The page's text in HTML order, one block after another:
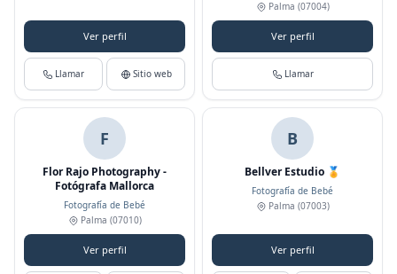
Ver perfil
Llamar Sitio web
Palma (07004)
Ver perfil
Llamar
F
Flor Rajo Photography -
Fotógrafa Mallorca
Fotografía de Bebé
Palma (07010)
Ver perfil
B
Bellver Estudio 🏅
Fotografía de Bebé
Palma (07003)
Ver perfil